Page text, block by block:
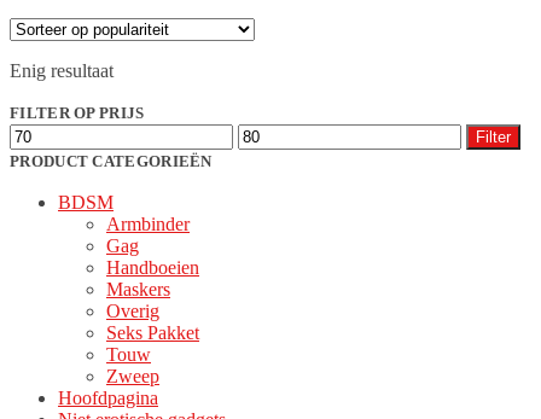
heeft
kan
Enig resultaat
FILTER OP PRIJS
Min.
prijs
Max.
prijs
Filter
PRODUCT CATEGORIEËN
BDSM
Armbinder
Gag
Handboeien
Maskers
Overig
Seks Pakket
Touw
Zweep
Hoofdpagina